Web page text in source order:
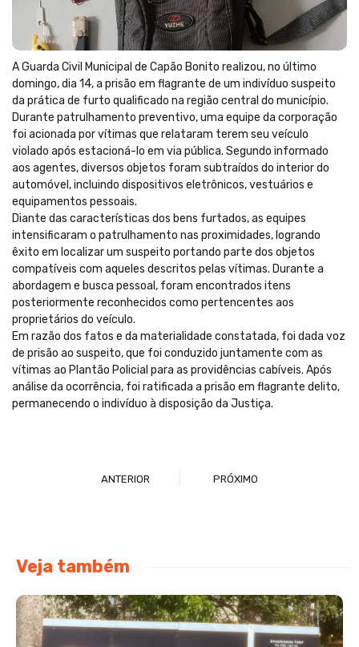
A Guarda Civil Municipal de Capão Bonito realizou, no último
domingo, dia 14, a prisão em flagrante de um indivíduo suspeito
da prática de furto qualificado na região central do município.
Durante patrulhamento preventivo, uma equipe da corporação
foi acionada por vítimas que relataram terem seu veículo
violado após estacioná-lo em via pública. Segundo informado
aos agentes, diversos objetos foram subtraídos do interior do
automóvel, incluindo dispositivos eletrônicos, vestuários e
equipamentos pessoais.
Diante das características dos bens furtados, as equipes
intensificaram o patrulhamento nas proximidades, logrando
êxito em localizar um suspeito portando parte dos objetos
compatíveis com aqueles descritos pelas vítimas. Durante a
abordagem e busca pessoal, foram encontrados itens
posteriormente reconhecidos como pertencentes aos
proprietários do veículo.
Em razão dos fatos e da materialidade constatada, foi dada voz
de prisão ao suspeito, que foi conduzido juntamente com as
vítimas ao Plantão Policial para as providências cabíveis. Após
análise da ocorrência, foi ratificada a prisão em flagrante delito,
permanecendo o indivíduo à disposição da Justiça.
ANTERIOR PRÓXIMO
Veja também